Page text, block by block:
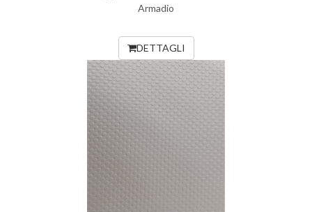
Armadio
DETTAGLI